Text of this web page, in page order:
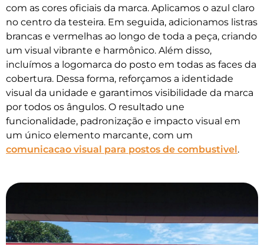
com as cores oficiais da marca. Aplicamos o azul claro
no centro da testeira. Em seguida, adicionamos listras
brancas e vermelhas ao longo de toda a peça, criando
um visual vibrante e harmônico. Além disso,
incluímos a logomarca do posto em todas as faces da
cobertura. Dessa forma, reforçamos a identidade
visual da unidade e garantimos visibilidade da marca
por todos os ângulos. O resultado une
funcionalidade, padronização e impacto visual em
um único elemento marcante, com um
comunicacao visual para postos de combustivel.